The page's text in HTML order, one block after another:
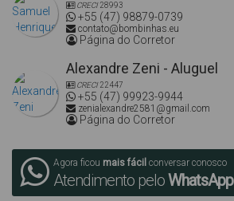
CRECI28993
+55 (47) 98879-0739
contato@bombinhas.eu
Página do Corretor
Alexandre Zeni - Aluguel
CRECI22447
+55 (47) 99923-9944
zenialexandre2581@gmail.com
Página do Corretor
Agora ficou mais fácil conversar conosco
Atendimento peloWhatsApp